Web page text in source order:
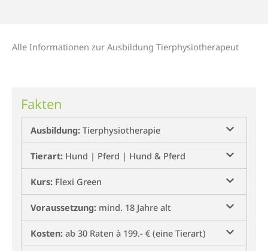
Alle Informa­tionen zur Ausbildung Tierphysio­therapeut
Fakten
Ausbildung: Tierphysiotherapie
Tierart: Hund | Pferd | Hund & Pferd
Kurs: Flexi Green
Voraussetzung: mind. 18 Jahre alt
Kosten: ab 30 Raten à 199.- € (eine Tierart)